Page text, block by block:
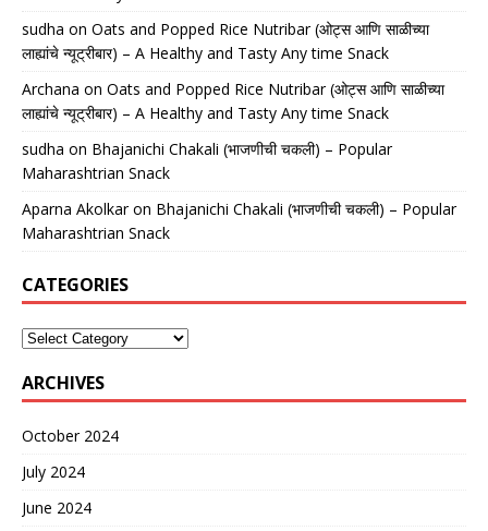
sudha on Oats and Popped Rice Nutribar (ओट्स आणि साळीच्या
लाह्यांचे न्यूट्रीबार) – A Healthy and Tasty Any time Snack
Archana on Oats and Popped Rice Nutribar (ओट्स आणि साळीच्या
लाह्यांचे न्यूट्रीबार) – A Healthy and Tasty Any time Snack
sudha on Bhajanichi Chakali (भाजणीची चकली) – Popular
Maharashtrian Snack
Aparna Akolkaron Bhajanichi Chakali (भाजणीची चकली) – Popular
Maharashtrian Snack
CATEGORIES
ARCHIVES
October 2024
July 2024
June 2024